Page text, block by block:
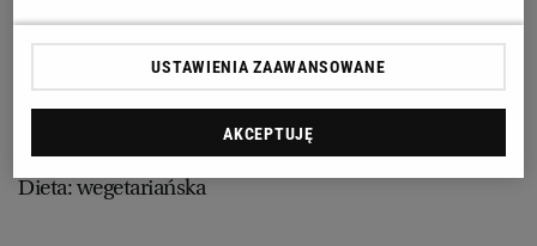
POZNAŃ
RADOM
PODRÓŻE
WIDEO
Kaloryczność: 418 kcal
Czas przygotowania: 5 minut
Dieta: wegetariańska
USTAWIENIA ZAAWANSOWANE
AKCEPTUJĘ